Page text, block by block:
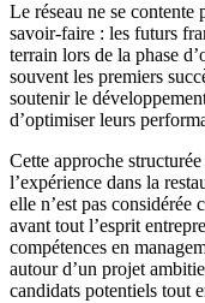
Le réseau ne se contente
savoir-faire : les futurs
terrain lors de la phase
souvent les premiers
soutenir le
d’optimiser leurs
Cette approche
l’expérience dans la
elle n’est pas considérée
avant tout l’esprit
compétences en
autour d’un projet
candidats potentiels tout